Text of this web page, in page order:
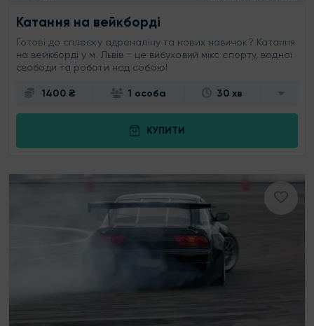
Катання на вейкборді
Готові до сплеску адреналіну та нових навичок? Катання
на вейкборді у м. Львів - це вибуховий мікс спорту, водної
свободи та роботи над собою!
1400 ₴ 1 особа 30 хв
КУПИТИ